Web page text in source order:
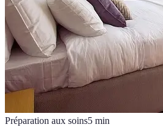
Préparation aux soins5 min